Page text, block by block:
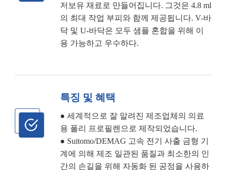
저보유 재료로 만들어집니다. 그것은 4.8 ml
의 최대 작업 부피와 함께 제공됩니다. V-바
닥 및 U-바닥은 모두 샘플 혼합을 위해 이
용 가능하고 우수하다.
특징 및 혜택
● 세계적으로 잘 알려진 제조업체의 의료
용 폴리 프로필렌으로 제작되었습니다.
● Suitomo/DEMAG 고속 전기 사출 금형 기
계에 의해 제조 일관된 품질과 최소한의 인
간의 손길을 위해 자동화 된 공정을 사용하